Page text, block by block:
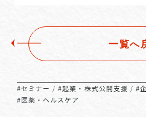
一覧へ
#セミナー /#起業・株式公開支援 /#
#医薬・ヘルスケア